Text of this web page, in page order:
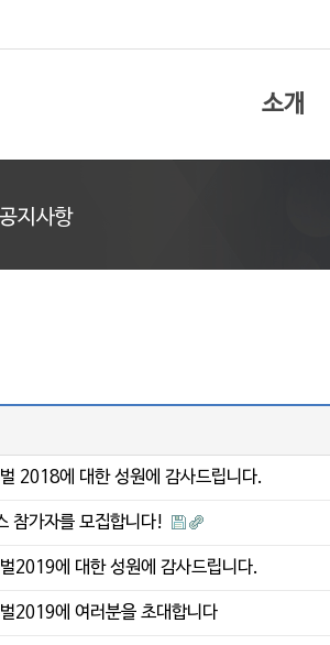
소개
공지사항
2018에 대한 성원에 감사드립니다.
참가자를 모집합니다!
2019에 대한 성원에 감사드립니다.
2019에 여러분을 초대합니다